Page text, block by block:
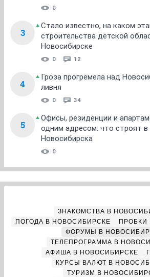
0
3
Стало известно, на каком
строительства детской
Новосибирске
0 12
4
Гроза прогремела над
ливня
0 34
5
Офисы, резиденции и
одним адресом: что строят в
Новосибирска
0
ЗНАКОМСТВА В
ПОГОДА В НОВОСИБИРСКЕ
ПРОБКИ
ФОРУМЫ В
ТЕЛЕПРОГРАММА В
АФИША В НОВОСИБИРСКЕ
КУРСЫ ВАЛЮТ В
ТУРИЗМ В